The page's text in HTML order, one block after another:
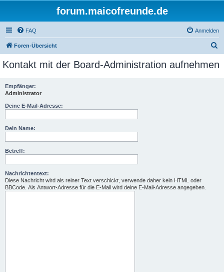
forum.maicofreunde.de
FAQ Anmelden
Foren-Übersicht
c
Kontakt mit der Board-Administration aufnehmen
Empfänger:
Administrator
Deine E-Mail-Adresse:
Dein Name:
Betreff:
Nachrichtentext:
Diese Nachricht wird als reiner Text verschickt, verwende daher kein HTML oder
BBCode. Als Antwort-Adresse für die E-Mail wird deine E-Mail-Adresse angegeben.